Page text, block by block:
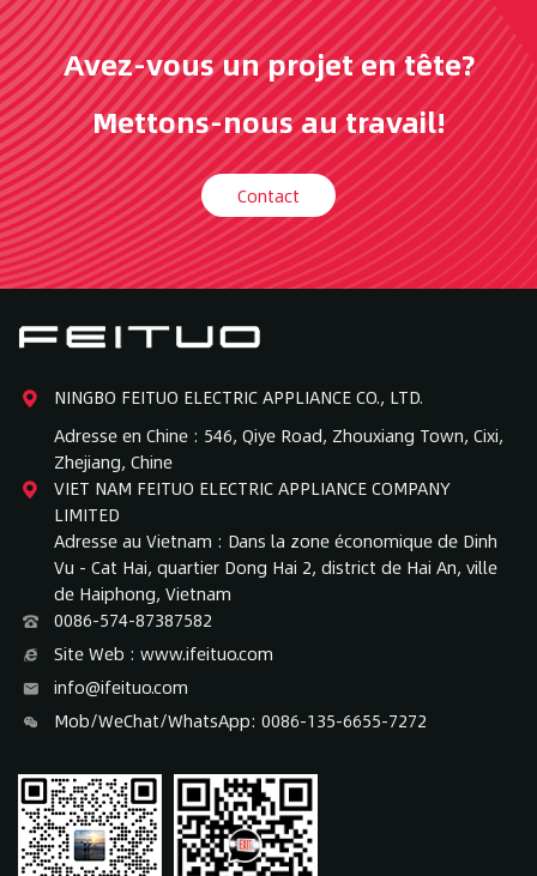
Avez-vous un projet en tête?
Mettons-nous au travail!
Contact
NINGBO FEITUO ELECTRIC APPLIANCE CO., LTD.
Adresse en Chine : 546, Qiye Road, Zhouxiang Town, Cixi,
Zhejiang, Chine
VIET NAM FEITUO ELECTRIC APPLIANCE COMPANY
LIMITED
Adresse au Vietnam : Dans la zone économique de Dinh
Vu - Cat Hai, quartier Dong Hai 2, district de Hai An, ville
de Haiphong, Vietnam
0086-574-87387582
Site Web : www.ifeituo.com
info@ifeituo.com
Mob/WeChat/WhatsApp: 0086-135-6655-7272